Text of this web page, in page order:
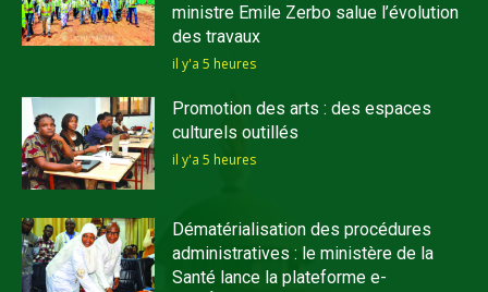
ministre Emile Zerbo salue l’évolution
des travaux
il y'a 5 heures
Promotion des arts : des espaces
culturels outillés
il y'a 5 heures
Dématérialisation des procédures
administratives : le ministère de la
Santé lance la plateforme e-